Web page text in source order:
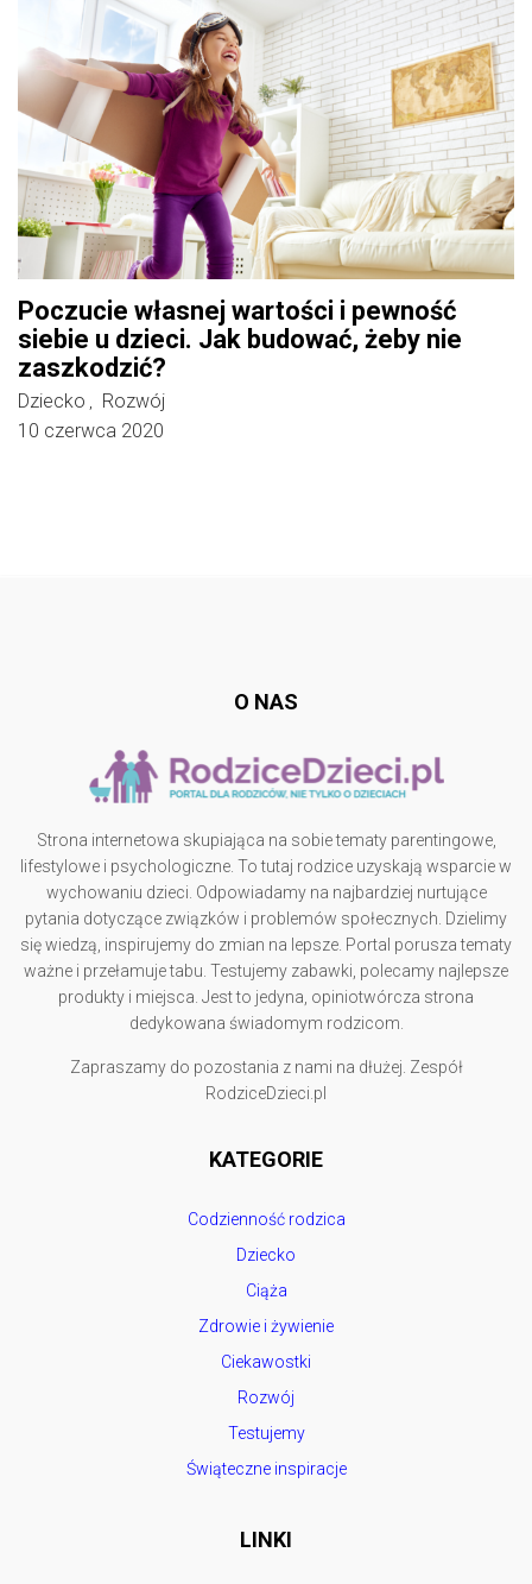
Poczucie własnej wartości i pewność
siebie u dzieci. Jak budować, żeby nie
zaszkodzić?
Dziecko
Rozwój
10 czerwca 2020
O NAS
Strona internetowa skupiająca na sobie tematy parentingowe,
lifestylowe i psychologiczne. To tutaj rodzice uzyskają wsparcie w
wychowaniu dzieci. Odpowiadamy na najbardziej nurtujące
pytania dotyczące związków i problemów społecznych. Dzielimy
się wiedzą, inspirujemy do zmian na lepsze. Portal porusza tematy
ważne i przełamuje tabu. Testujemy zabawki, polecamy najlepsze
produkty i miejsca. Jest to jedyna, opiniotwórcza strona
dedykowana świadomym rodzicom.
Zapraszamy do pozostania z nami na dłużej. Zespół
RodziceDzieci.pl
KATEGORIE
Codzienność rodzica
Dziecko
Ciąża
Zdrowie i żywienie
Ciekawostki
Rozwój
Testujemy
Świąteczne inspiracje
LINKI